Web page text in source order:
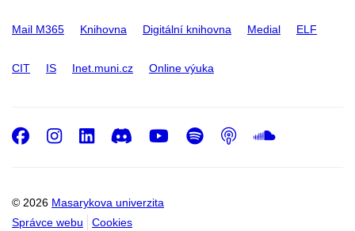
Mail M365 Knihovna Digitální knihovna Medial ELF
CIT IS Inet.muni.cz Online výuka
© 2026 Masarykova univerzita
Správce webu
Cookies
Facebook
Instagram
LinkedIn
DiscordYoutube
Spotify
Podcast